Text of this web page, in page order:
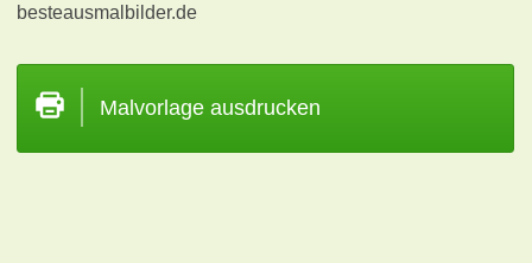
besteausmalbilder.de
Malvorlage ausdrucken